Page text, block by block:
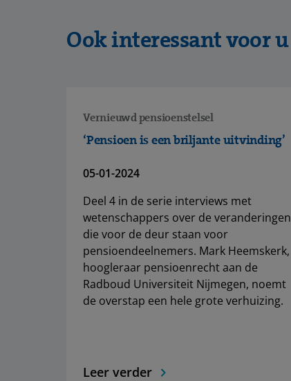
Ook interessant voor u
‘Pensioen is een briljante uitvinding’
Vernieuwd pensioenstelsel
05-01-2024
Deel 4 in de serie interviews met
wetenschappers over de veranderingen
die voor de deur staan voor
pensioendeelnemers. Mark Heemskerk,
hoogleraar pensioenrecht aan de
Radboud Universiteit Nijmegen, noemt
de overstap een hele grote verhuizing.
Leer verder